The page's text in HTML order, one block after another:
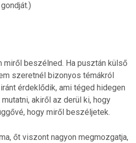
miről beszélned. Ha pusztán külső
szeretnél bizonyos témákról
érdeklődik, ami téged hidegen
akiről az derül ki, hogy
hogy miről beszéljetek.
őt viszont nagyon megmozgatja,